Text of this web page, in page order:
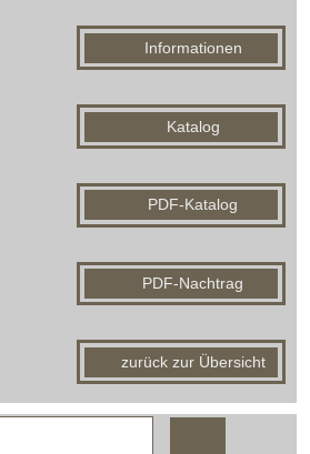
Informationen
Katalog
PDF-Katalog
PDF-Nachtrag
zurück zur Übersicht